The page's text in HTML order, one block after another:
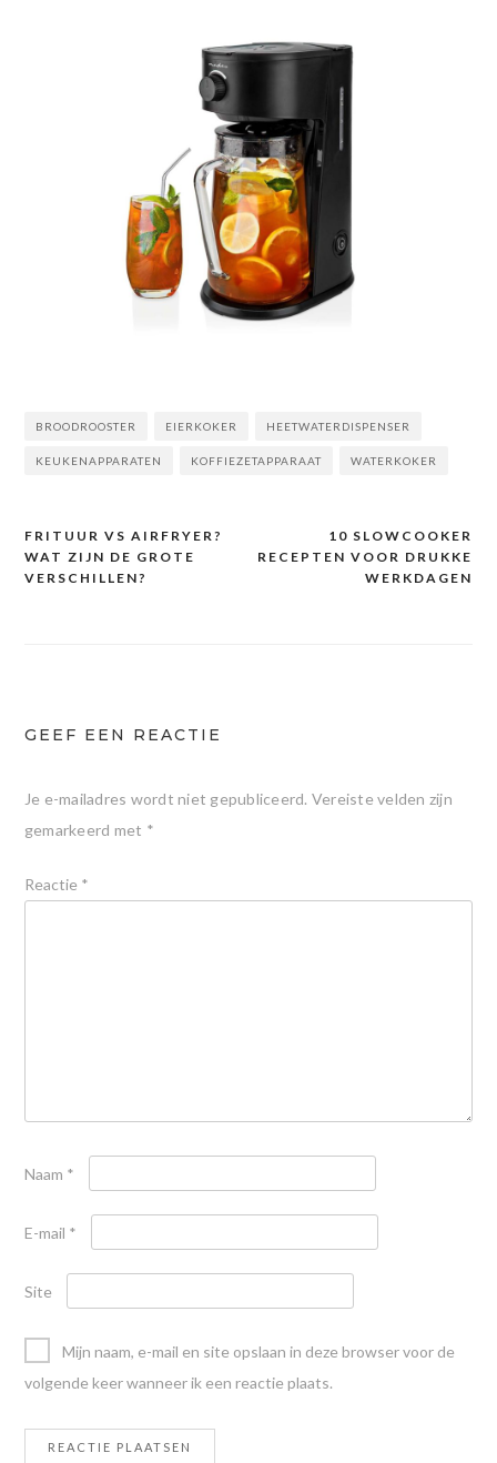
BROODROOSTER EIERKOKER HEETWATERDISPENSER
KEUKENAPPARATEN KOFFIEZETAPPARAAT WATERKOKER
Bericht
navigatie
10 SLOWCOOKER
RECEPTEN VOOR DRUKKE
WERKDAGEN
FRITUUR VS AIRFRYER?
WAT ZIJN DE GROTE
VERSCHILLEN?
GEEF EEN REACTIE
Je e-mailadres wordt niet gepubliceerd. Vereiste velden zijn
gemarkeerd met *
Reactie *
Naam *
E-mail *
Site
Mijn naam, e-mail en site opslaan in deze browser voor de
volgende keer wanneer ik een reactie plaats.